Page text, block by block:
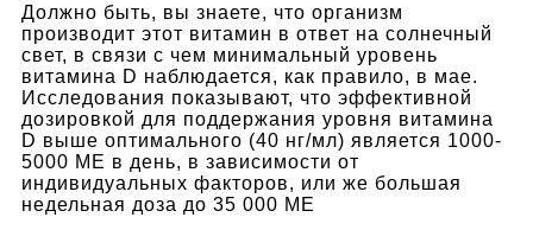
Должно быть, вы знаете, что организм
производит этот витамин в ответ на солнечный
свет, в связи с чем минимальный уровень
витамина D наблюдается, как правило, в мае.
Исследования показывают, что эффективной
дозировкой для поддержания уровня витамина
D выше оптимального (40 нг/мл) является 1000-
5000 МЕ в день, в зависимости от
индивидуальных факторов, или же большая
недельная доза до 35 000 МЕ